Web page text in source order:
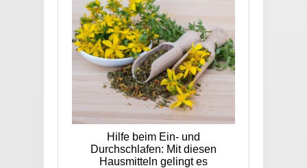
Hilfe beim Ein- und
Durchschlafen: Mit diesen
Hausmitteln gelingt es